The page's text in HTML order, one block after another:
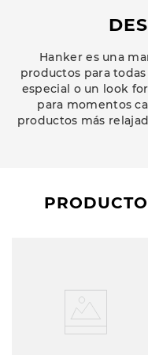
Hanker es una
productos para todas
especial o un look
para momentos
productos más